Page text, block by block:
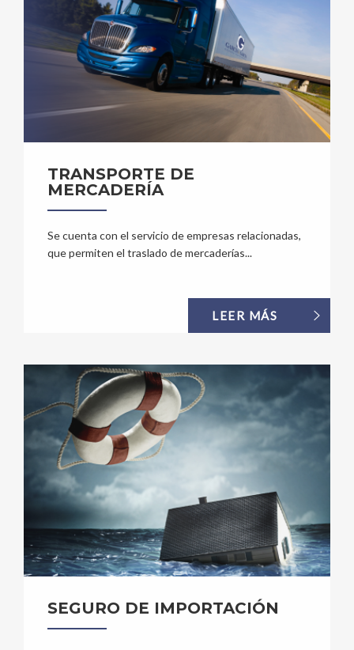
TRANSPORTE DE
MERCADERÍA
Se cuenta con el servicio de empresas relacionadas,
que permiten el traslado de mercaderías...
LEER MÁS
SEGURO DE IMPORTACIÓN